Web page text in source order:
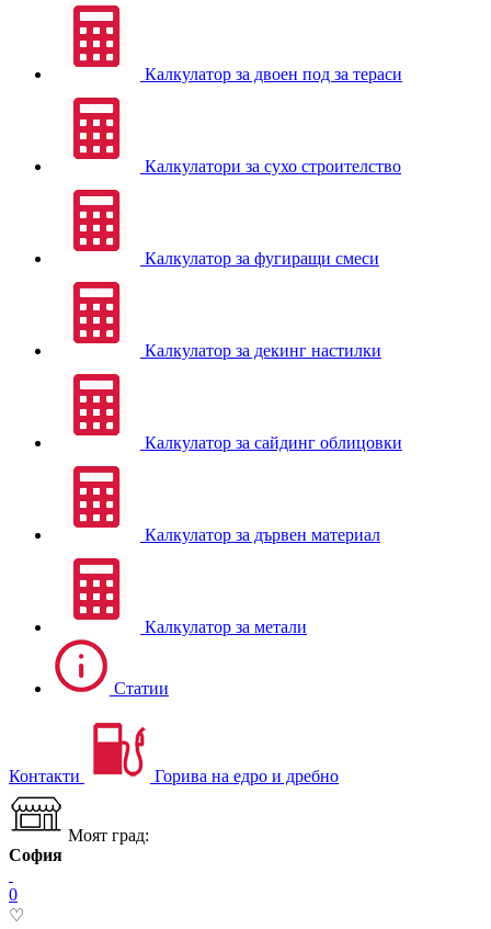
Калкулатор за двоен под за тераси
Калкулатори за сухо строителство
Калкулатор за фугиращи смеси
Калкулатор за декинг настилки
Калкулатор за сайдинг облицовки
Калкулатор за дървен материал
Калкулатор за метали
Статии
Контакти Горива на едро и дребно
Моят град:
София
0
♡